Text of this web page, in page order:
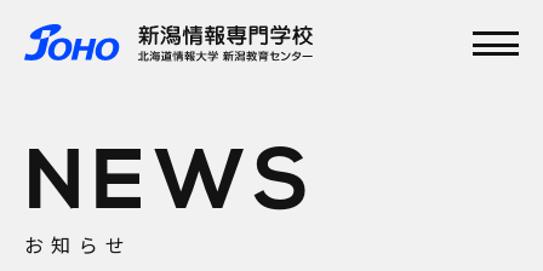
特集
学校紹介
資格実績
NEWS
お知らせ